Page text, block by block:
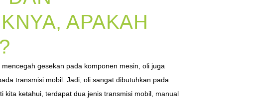
APAKAH
gesekan pada komponen mesin, oli juga
transmisi mobil. Jadi, oli sangat dibutuhkan pada
kita ketahui, terdapat dua jenis transmisi mobil, manual